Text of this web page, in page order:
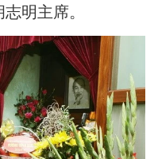
明主席。